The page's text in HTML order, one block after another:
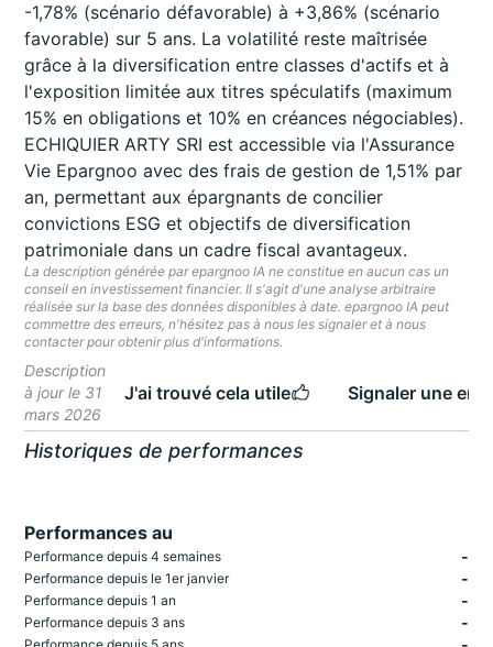
-1,78% (scénario défavorable) à +3,86% (scénario
favorable) sur 5 ans. La volatilité reste maîtrisée
grâce à la diversification entre classes d'actifs et à
l'exposition limitée aux titres spéculatifs (maximum
15% en obligations et 10% en créances négociables).
ECHIQUIER ARTY SRI est accessible via l'Assurance
Vie Epargnoo avec des frais de gestion de 1,51% par
an, permettant aux épargnants de concilier
convictions ESG et objectifs de diversification
patrimoniale dans un cadre fiscal avantageux.
La description générée par epargnoo IA ne constitue en aucun cas un
conseil en investissement financier. Il s'agit d'une analyse arbitraire
réalisée sur la base des données disponibles à date. epargnoo IA peut
commettre des erreurs, n'hésitez pas à nous les signaler et à nous
contacter pour obtenir plus d'informations.
Description
à jour le 31
mars 2026
J'ai trouvé cela utile Signaler une
Historiques de performances
Performances au
Performance depuis 4 semaines -
Performance depuis le 1er janvier -
Performance depuis 1 an -
Performance depuis 3 ans -